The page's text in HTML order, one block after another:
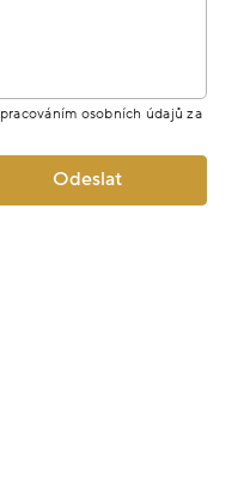
osobních údajů za
Odeslat